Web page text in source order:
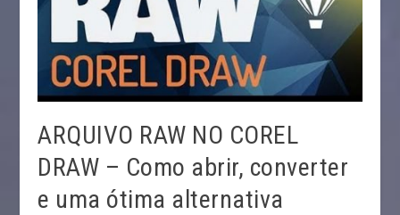
ARQUIVO RAW NO COREL
DRAW – Como abrir, converter
e uma ótima alternativa